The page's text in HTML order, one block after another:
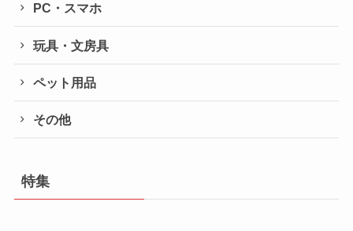
PC・スマホ
玩具・文房具
ペット用品
その他
特集